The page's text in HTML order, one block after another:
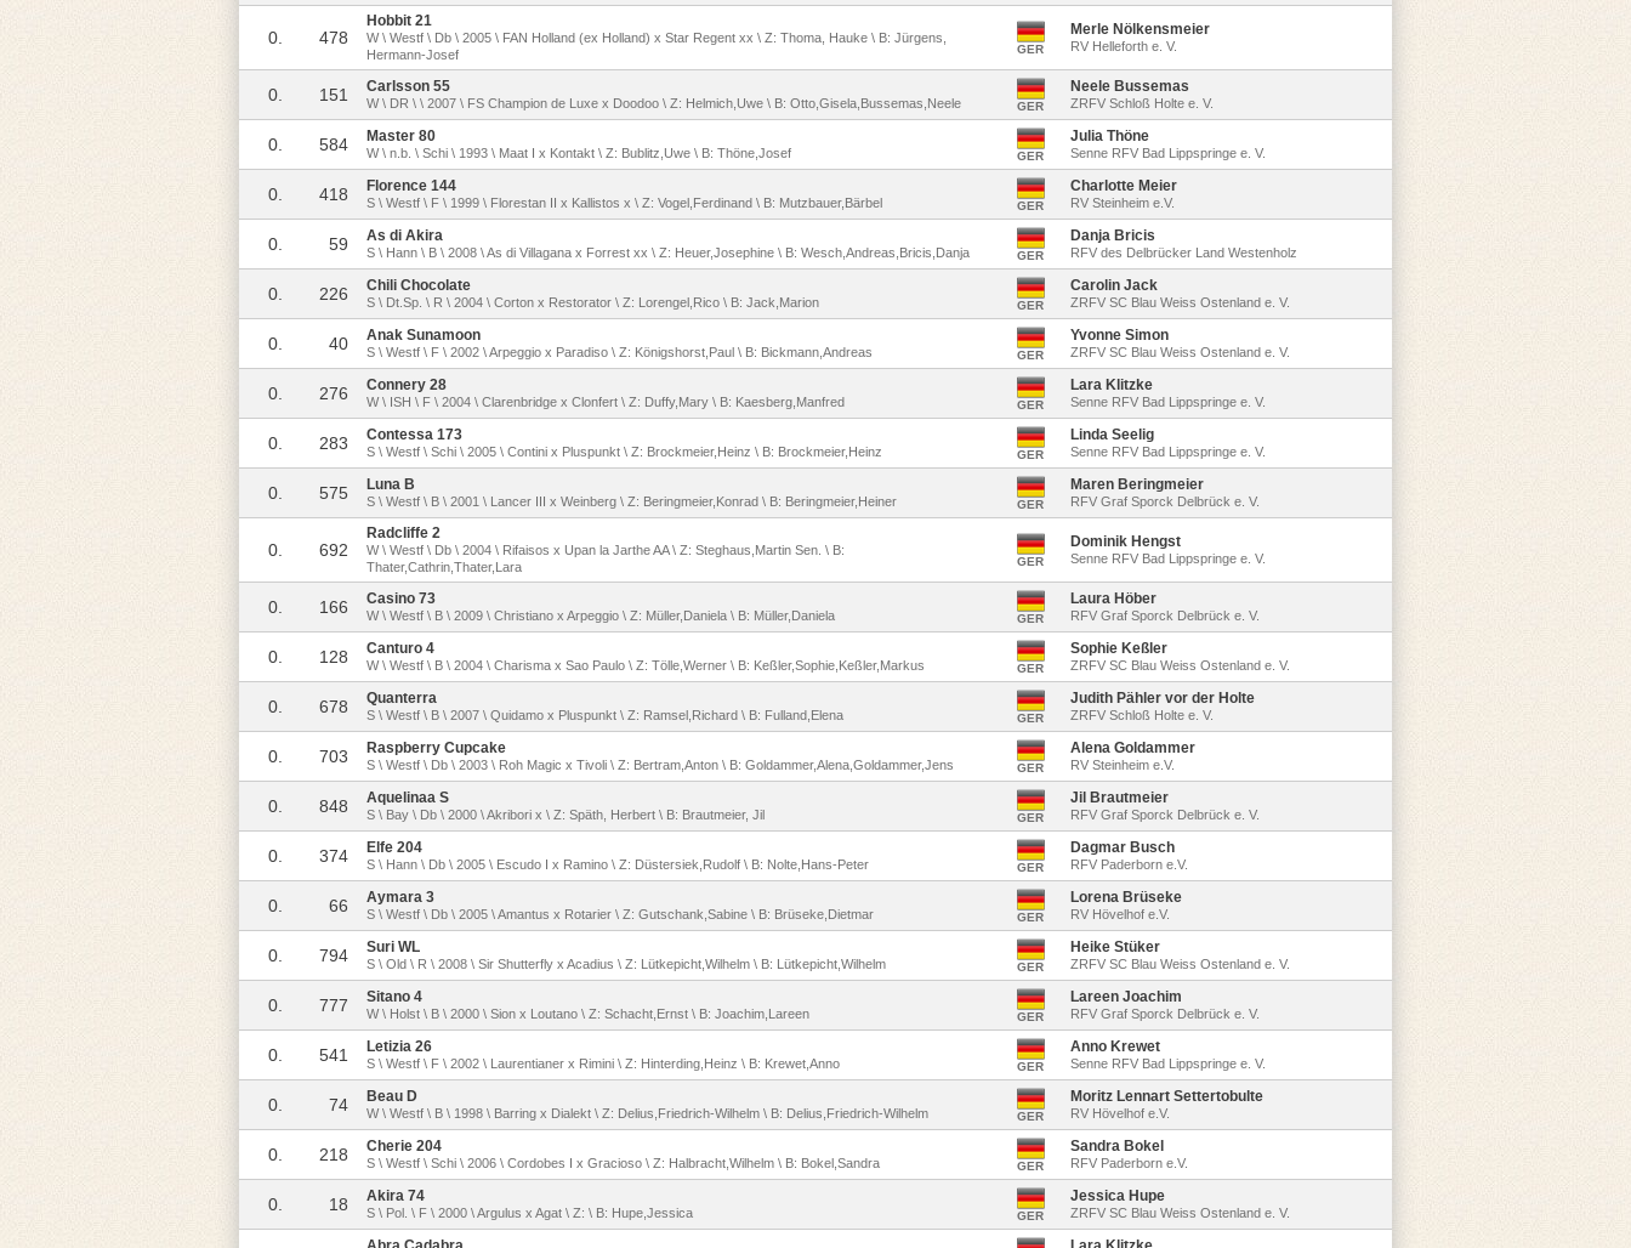
0. 478
Hobbit 21
W \ Westf \ Db \ 2005 \ FAN Holland (ex Holland) x Star Regent xx \ Z: Thoma, Hauke \ B: Jürgens,
Hermann-Josef
GER
Merle Nölkensmeier
RV Helleforth e. V.
0. 151 Carlsson 55
W \ DR \ \ 2007 \ FS Champion de Luxe x Doodoo \ Z: Helmich,Uwe \ B: Otto,Gisela,Bussemas,Neele GER
Neele Bussemas
ZRFV Schloß Holte e. V.
0. 584 Master 80
W \ n.b. \ Schi \ 1993 \ Maat I x Kontakt \ Z: Bublitz,Uwe \ B: Thöne,Josef GER
Julia Thöne
Senne RFV Bad Lippspringe e. V.
0. 418 Florence 144
S \ Westf \ F \ 1999 \ Florestan II x Kallistos x \ Z: Vogel,Ferdinand \ B: Mutzbauer,Bärbel GER
Charlotte Meier
RV Steinheim e.V.
0. 59 As di Akira
S \ Hann \ B \ 2008 \ As di Villagana x Forrest xx \ Z: Heuer,Josephine \ B: Wesch,Andreas,Bricis,Danja GER
Danja Bricis
RFV des Delbrücker Land Westenholz
0. 226 Chili Chocolate
S \ Dt.Sp. \ R \ 2004 \ Corton x Restorator \ Z: Lorengel,Rico \ B: Jack,Marion GER
Carolin Jack
ZRFV SC Blau Weiss Ostenland e. V.
0. 40 Anak Sunamoon
S \ Westf \ F \ 2002 \ Arpeggio x Paradiso \ Z: Königshorst,Paul \ B: Bickmann,Andreas GER
Yvonne Simon
ZRFV SC Blau Weiss Ostenland e. V.
0. 276 Connery 28
W \ ISH \ F \ 2004 \ Clarenbridge x Clonfert \ Z: Duffy,Mary \ B: Kaesberg,Manfred GER
Lara Klitzke
Senne RFV Bad Lippspringe e. V.
0. 283 Contessa 173
S \ Westf \ Schi \ 2005 \ Contini x Pluspunkt \ Z: Brockmeier,Heinz \ B: Brockmeier,Heinz GER
Linda Seelig
Senne RFV Bad Lippspringe e. V.
0. 575 Luna B
S \ Westf \ B \ 2001 \ Lancer III x Weinberg \ Z: Beringmeier,Konrad \ B: Beringmeier,Heiner GER
Maren Beringmeier
RFV Graf Sporck Delbrück e. V.
0. 692
Radcliffe 2
W \ Westf \ Db \ 2004 \ Rifaisos x Upan la Jarthe AA \ Z: Steghaus,Martin Sen. \ B:
Thater,Cathrin,Thater,Lara
GER
Dominik Hengst
Senne RFV Bad Lippspringe e. V.
0. 166 Casino 73
W \ Westf \ B \ 2009 \ Christiano x Arpeggio \ Z: Müller,Daniela \ B: Müller,Daniela GER
Laura Höber
RFV Graf Sporck Delbrück e. V.
0. 128 Canturo 4
W \ Westf \ B \ 2004 \ Charisma x Sao Paulo \ Z: Tölle,Werner \ B: Keßler,Sophie,Keßler,Markus GER
Sophie Keßler
ZRFV SC Blau Weiss Ostenland e. V.
0. 678 Quanterra
S \ Westf \ B \ 2007 \ Quidamo x Pluspunkt \ Z: Ramsel,Richard \ B: Fulland,Elena GER
Judith Pähler vor der Holte
ZRFV Schloß Holte e. V.
0. 703 Raspberry Cupcake
S \ Westf \ Db \ 2003 \ Roh Magic x Tivoli \ Z: Bertram,Anton \ B: Goldammer,Alena,Goldammer,Jens GER
Alena Goldammer
RV Steinheim e.V.
0. 848 Aquelinaa S
S \ Bay \ Db \ 2000 \ Akribori x \ Z: Späth, Herbert \ B: Brautmeier, Jil GER
Jil Brautmeier
RFV Graf Sporck Delbrück e. V.
0. 374 Elfe 204
S \ Hann \ Db \ 2005 \ Escudo I x Ramino \ Z: Düstersiek,Rudolf \ B: Nolte,Hans-Peter GER
Dagmar Busch
RFV Paderborn e.V.
0. 66 Aymara 3
S \ Westf \ Db \ 2005 \ Amantus x Rotarier \ Z: Gutschank,Sabine \ B: Brüseke,Dietmar GER
Lorena Brüseke
RV Hövelhof e.V.
0. 794 Suri WL
S \ Old \ R \ 2008 \ Sir Shutterfly x Acadius \ Z: Lütkepicht,Wilhelm \ B: Lütkepicht,Wilhelm GER
Heike Stüker
ZRFV SC Blau Weiss Ostenland e. V.
0. 777 Sitano 4
W \ Holst \ B \ 2000 \ Sion x Loutano \ Z: Schacht,Ernst \ B: Joachim,Lareen GER
Lareen Joachim
RFV Graf Sporck Delbrück e. V.
0. 541 Letizia 26
S \ Westf \ F \ 2002 \ Laurentianer x Rimini \ Z: Hinterding,Heinz \ B: Krewet,Anno GER
Anno Krewet
Senne RFV Bad Lippspringe e. V.
0. 74 Beau D
W \ Westf \ B \ 1998 \ Barring x Dialekt \ Z: Delius,Friedrich-Wilhelm \ B: Delius,Friedrich-Wilhelm GER
Moritz Lennart Settertobulte
RV Hövelhof e.V.
0. 218 Cherie 204
S \ Westf \ Schi \ 2006 \ Cordobes I x Gracioso \ Z: Halbracht,Wilhelm \ B: Bokel,Sandra GER
Sandra Bokel
RFV Paderborn e.V.
0. 18 Akira 74
S \ Pol. \ F \ 2000 \ Argulus x Agat \ Z: \ B: Hupe,Jessica GER
Jessica Hupe
ZRFV SC Blau Weiss Ostenland e. V.